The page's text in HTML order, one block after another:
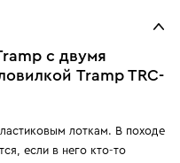
с двумя
Tramp TRC-
лоткам. В походе
если в него кто-то